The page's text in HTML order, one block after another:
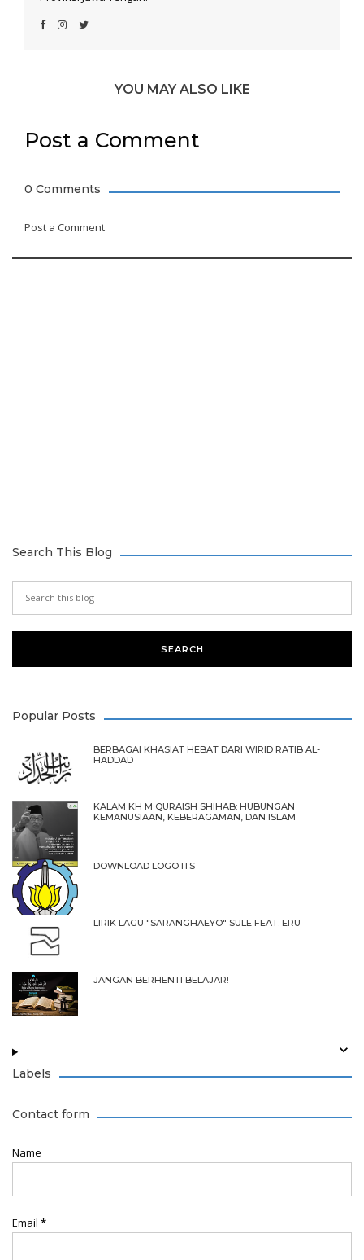
YOU MAY ALSO LIKE
Post a Comment
0 Comments
Post a Comment
Search This Blog
Popular Posts
BERBAGAI KHASIAT HEBAT DARI WIRID RATIB AL-
HADDAD
KALAM KH M QURAISH SHIHAB: HUBUNGAN
KEMANUSIAAN, KEBERAGAMAN, DAN ISLAM
DOWNLOAD LOGO ITS
LIRIK LAGU "SARANGHAEYO" SULE FEAT. ERU
JANGAN BERHENTI BELAJAR!
Labels
Contact form
Name
Email *